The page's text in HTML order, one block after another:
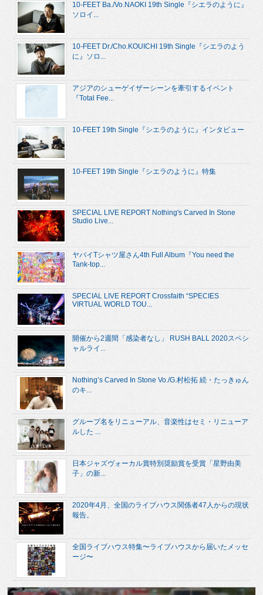
10-FEET Ba./Vo.NAOKI 19th Single『シエラのように』
ソロイ...
10-FEET Dr./Cho.KOUICHI 19th Single『シエラのよう
に』ソロ...
アジアのシューゲイザーシーンを牽引するイベント
『Total Fee...
10-FEET 19th Single『シエラのように』インタビュー
10-FEET 19th Single『シエラのように』特集
SPECIAL LIVE REPORT Nothing's Carved In Stone
Studio Live...
ヤバイTシャツ屋さん4th Full Album『You need the
Tank-top...
SPECIAL LIVE REPORT Crossfaith “SPECIES
VIRTUAL WORLD TOU...
開催から2週間「感染者なし」 RUSH BALL 2020スペシ
ャルライ...
Nothing’s Carved In Stone Vo./G.村松拓 続・たっきゅん
のキ...
グループ名をリニューアル、音楽性はセミ・リニューア
ルした ...
日本ジャズヴォーカル賞特別奨励賞を受賞「星野由美
子」の新...
2020年4月、全国のライブハウス関係者47人からの現状
報告。
全国ライブハウス特集〜ライブハウスから届いたメッセ
ージ〜